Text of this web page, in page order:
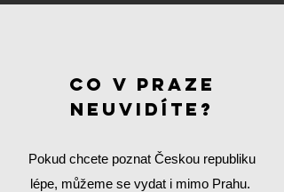
co v praze
neuvidíte?
Pokud chcete poznat Českou republiku
lépe, můžeme se vydat i mimo Prahu.